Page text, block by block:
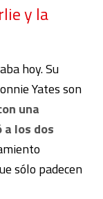
y la
hoy. Su
Yates son
una
los dos
sólo padecen